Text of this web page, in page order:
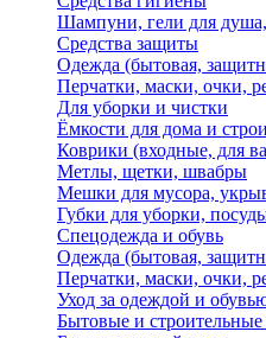
Шампуни, гели для
Средства защиты
Одежда (бытовая,
Перчатки, маски, очки,
Для уборки и чистки
Ёмкости для дома и
Коврики (входные, для
Метлы, щетки, швабры
Мешки для мусора,
Губки для уборки,
Спецодежда и обувь
Одежда (бытовая,
Перчатки, маски, очки,
Уход за одеждой и
Бытовые и строительные